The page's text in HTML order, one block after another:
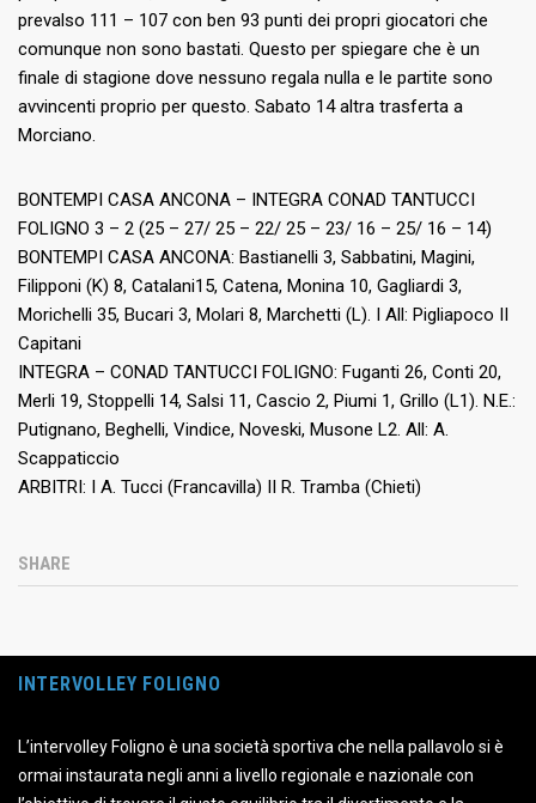
prevalso 111 – 107 con ben 93 punti dei propri giocatori che
comunque non sono bastati. Questo per spiegare che è un
finale di stagione dove nessuno regala nulla e le partite sono
avvincenti proprio per questo. Sabato 14 altra trasferta a
Morciano.
BONTEMPI CASA ANCONA – INTEGRA CONAD TANTUCCI
FOLIGNO 3 – 2 (25 – 27/ 25 – 22/ 25 – 23/ 16 – 25/ 16 – 14)
BONTEMPI CASA ANCONA: Bastianelli 3, Sabbatini, Magini,
Filipponi (K) 8, Catalani15, Catena, Monina 10, Gagliardi 3,
Morichelli 35, Bucari 3, Molari 8, Marchetti (L). I All: Pigliapoco II
Capitani
INTEGRA – CONAD TANTUCCI FOLIGNO: Fuganti 26, Conti 20,
Merli 19, Stoppelli 14, Salsi 11, Cascio 2, Piumi 1, Grillo (L1). N.E.:
Putignano, Beghelli, Vindice, Noveski, Musone L2. All: A.
Scappaticcio
ARBITRI: I A. Tucci (Francavilla) II R. Tramba (Chieti)
SHARE
INTERVOLLEY FOLIGNO
L’intervolley Foligno è una società sportiva che nella pallavolo si è
ormai instaurata negli anni a livello regionale e nazionale con